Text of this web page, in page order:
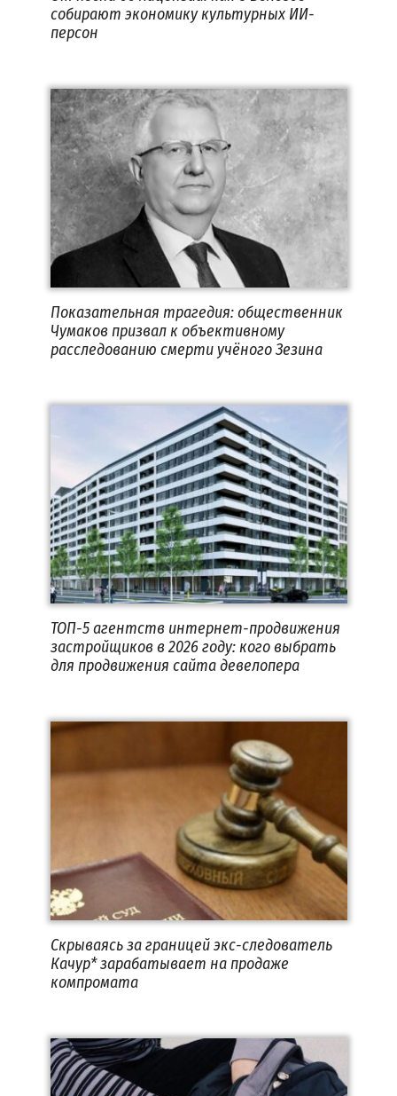
собирают экономику культурных ИИ-
персон
Показательная трагедия: общественник
Чумаков призвал к объективному
расследованию смерти учёного Зезина
ТОП-5 агентств интернет-продвижения
застройщиков в 2026 году: кого выбрать
для продвижения сайта девелопера
Скрываясь за границей экс-следователь
Качур* зарабатывает на продаже
компромата